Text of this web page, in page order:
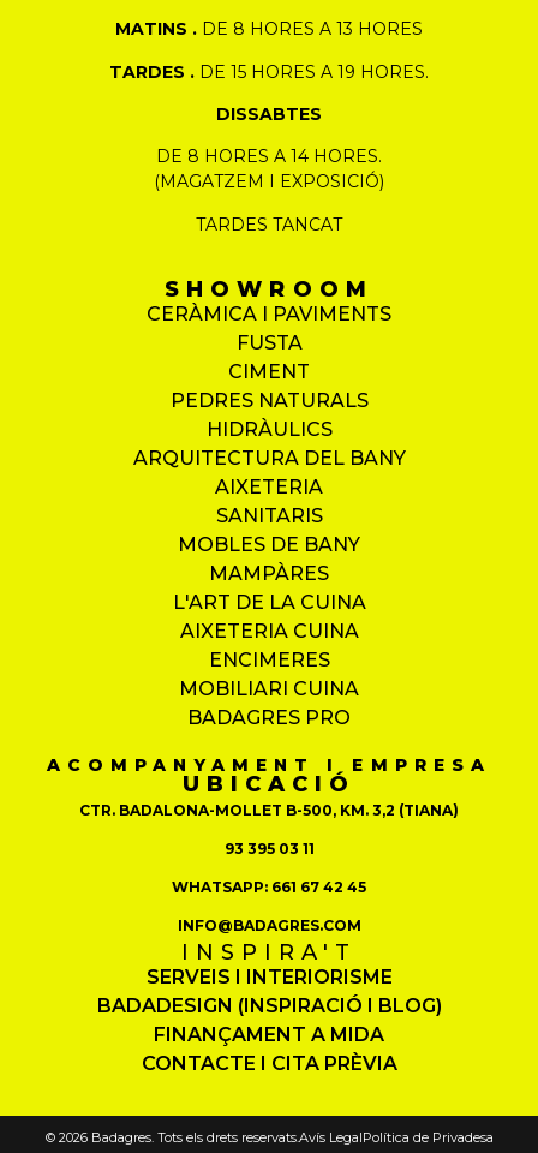
MATINS . DE 8 HORES A 13 HORES
TARDES . DE 15 HORES A 19 HORES.
DISSABTES
DE 8 HORES A 14 HORES.
(MAGATZEM I EXPOSICIÓ)
TARDES TANCAT
SHOWROOM
CERÀMICA I PAVIMENTS
FUSTA
CIMENT
PEDRES NATURALS
HIDRÀULICS
ARQUITECTURA DEL BANY
AIXETERIA
SANITARIS
MOBLES DE BANY
MAMPÀRES
L'ART DE LA CUINA
AIXETERIA CUINA
ENCIMERES
MOBILIARI CUINA
BADAGRES PRO
ACOMPANYAMENT I EMPRESA
UBICACIÓ
CTR. BADALONA-MOLLET B-500, KM. 3,2 (TIANA)
93 395 03 11
WHATSAPP: 661 67 42 45
INFO@BADAGRES.COM
INSPIRA'T
SERVEIS I INTERIORISME
BADADESIGN (INSPIRACIÓ I BLOG)
FINANÇAMENT A MIDA
CONTACTE I CITA PRÈVIA
© 2026 Badagres. Tots els drets reservats.Avís LegalPolítica de Privadesa